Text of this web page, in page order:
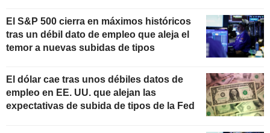
El S&P 500 cierra en máximos históricos
tras un débil dato de empleo que aleja el
temor a nuevas subidas de tipos
El dólar cae tras unos débiles datos de
empleo en EE. UU. que alejan las
expectativas de subida de tipos de la Fed